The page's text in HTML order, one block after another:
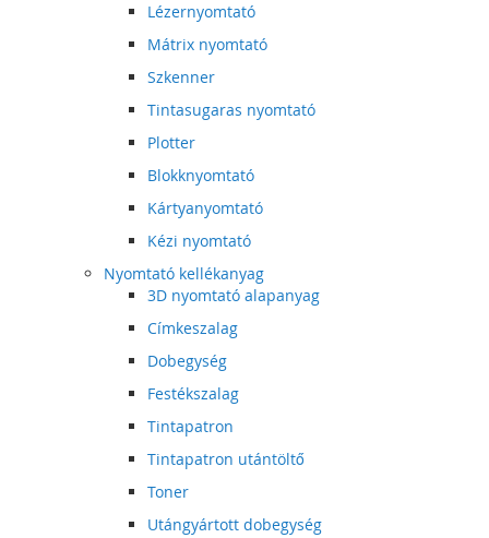
Lézernyomtató
Mátrix nyomtató
Szkenner
Tintasugaras nyomtató
Plotter
Blokknyomtató
Kártyanyomtató
Kézi nyomtató
Nyomtató kellékanyag
3D nyomtató alapanyag
Címkeszalag
Dobegység
Festékszalag
Tintapatron
Tintapatron utántöltő
Toner
Utángyártott dobegység